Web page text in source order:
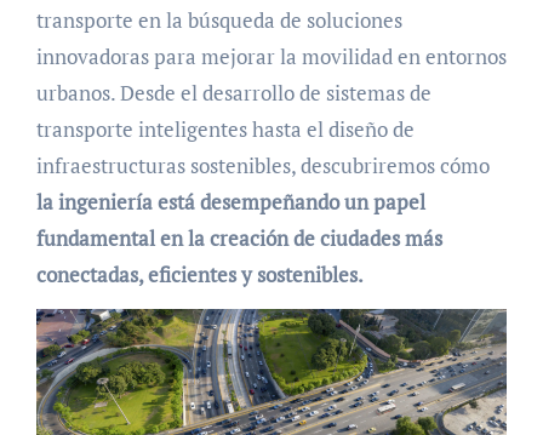
transporte en la búsqueda de soluciones
innovadoras para mejorar la movilidad en entornos
urbanos. Desde el desarrollo de sistemas de
transporte inteligentes hasta el diseño de
infraestructuras sostenibles, descubriremos cómo
la ingeniería está desempeñando un papel
fundamental en la creación de ciudades más
conectadas, eficientes y sostenibles.